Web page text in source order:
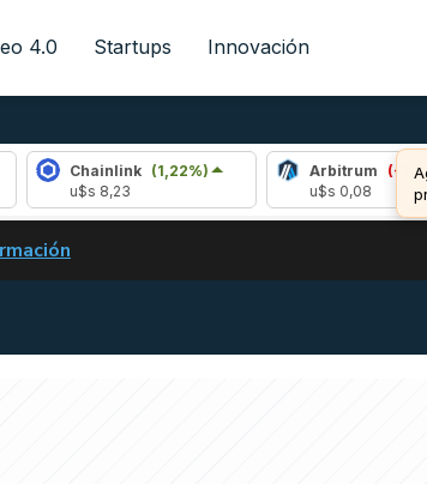
4.0 Startups Innovación
Chainlink (1,22%)
u$s 8,23
Arbitrum (-2,26%)
u$s 0,08
CARRY TRADE DE BITCOIN Y ESTA SEÑAL